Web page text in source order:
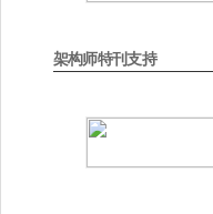
架构师特刊支持